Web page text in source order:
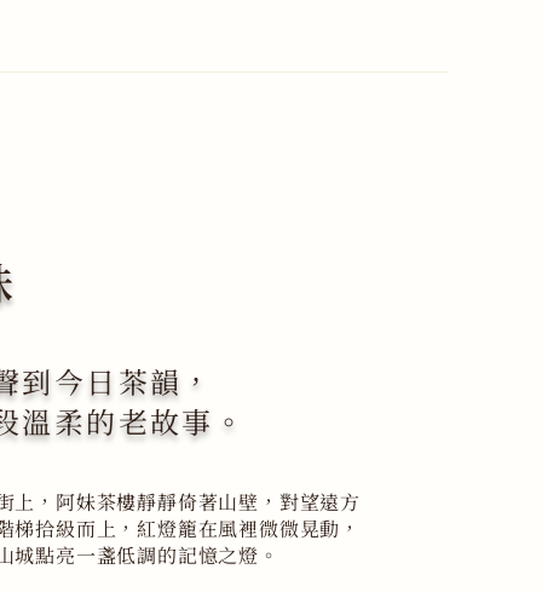
到今日茶韻，
溫柔的老故事。
上，阿妹茶樓靜靜倚著山壁，對望遠方
梯拾級而上，紅燈籠在風裡微微晃動，
城點亮一盞低調的記憶之燈。